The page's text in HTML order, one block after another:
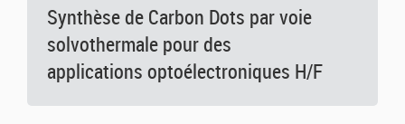
Synthèse de Carbon Dots par voie
solvothermale pour des
applications optoélectroniques H/F